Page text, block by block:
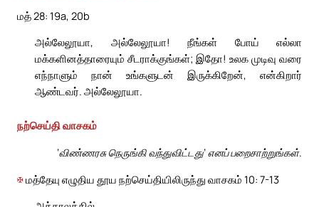
மத் 28: 19a, 20b
அல்லேலூயா, அல்லேலூயா! நீங்கள் போய் எல்லா
மக்களினத்தாரையும் சீடராக்குங்கள்; இதோ! உலக முடிவு வரை
எந்நாளும் நான் உங்களுடன் இருக்கிறேன், என்கிறார்
ஆண்டவர். அல்லேலூயா.
நற்செய்தி வாசகம்
‘விண்ணரசு நெருங்கி வந்துவிட்டது’ எனப் பறைசாற்றுங்கள்.
✠மத்தேயு எழுதிய தூய நற்செய்தியிலிருந்து வாசகம் 10: 7-13